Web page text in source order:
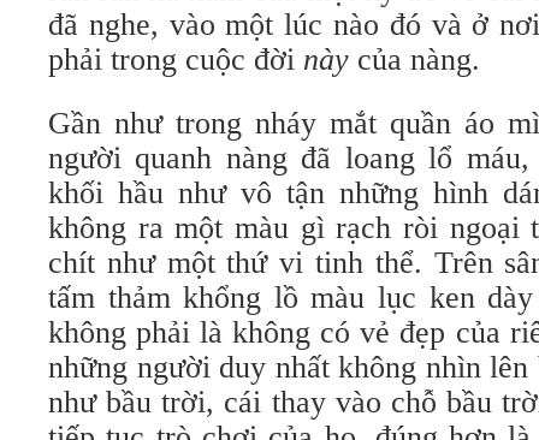
đã nghe, vào một lúc nào đó và ở
phải trong cuộc đời này của nàng.
Gần như trong nháy mắt quần áo
người quanh nàng đã loang lổ
khối hầu như vô tận những hình
không ra một màu gì rạch ròi ngoại
chít như một thứ vi tinh thể. Trên
tấm thảm khổng lồ màu lục ken
không phải là không có vẻ đẹp của
những người duy nhất không nhìn
như bầu trời, cái thay vào chỗ bầu